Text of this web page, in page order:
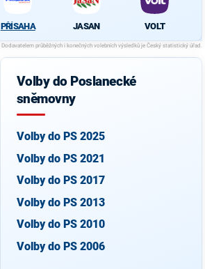
PŘÍSAHA JASAN VOLT
Volby do Poslanecké
sněmovny
Volby do PS 2025
Volby do PS 2021
Volby do PS 2017
Volby do PS 2013
Volby do PS 2010
Volby do PS 2006